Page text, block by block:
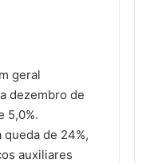
geral
dezembro de
5,0%.
de 24%,
auxiliares